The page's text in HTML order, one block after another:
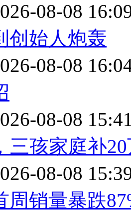
08-08
创始人炮轰
08-08
08-08
三孩家庭补
08-08
周销量暴跌